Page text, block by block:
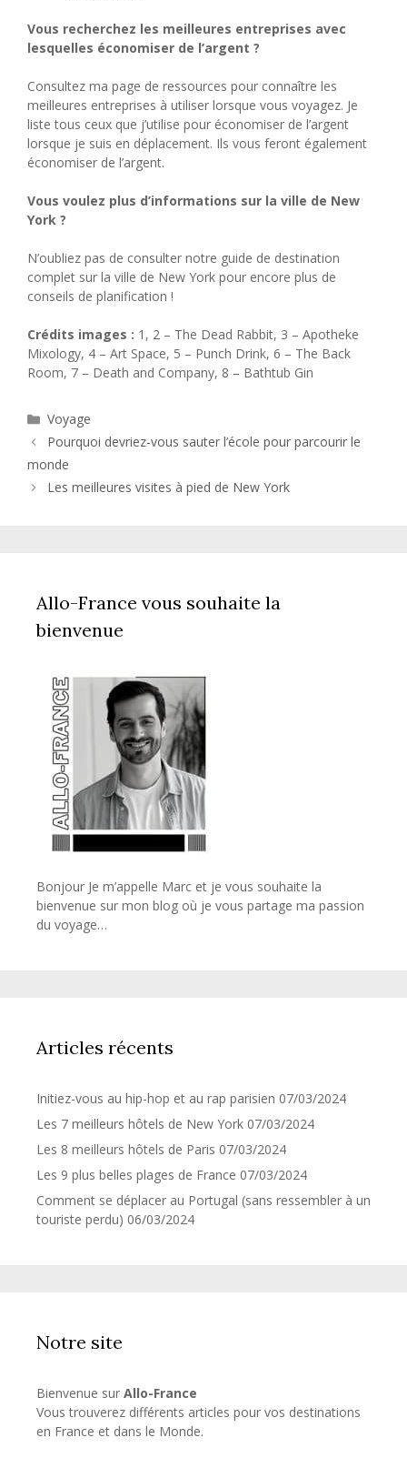
Vous recherchez les meilleures entreprises avec
lesquelles économiser de l’argent ?
Consultez ma page de ressources pour connaître les
meilleures entreprises à utiliser lorsque vous voyagez. Je
liste tous ceux que j’utilise pour économiser de l’argent
lorsque je suis en déplacement. Ils vous feront également
économiser de l’argent.
Vous voulez plus d’informations sur la ville de New
York ?
N’oubliez pas de consulter notre guide de destination
complet sur la ville de New York pour encore plus de
conseils de planification !
Crédits images : 1, 2 – The Dead Rabbit, 3 – Apotheke
Mixology, 4 – Art Space, 5 – Punch Drink, 6 – The Back
Room, 7 – Death and Company, 8 – Bathtub Gin
Catégories
Voyage
Pourquoi devriez-vous sauter l’école pour parcourir le
monde
Les meilleures visites à pied de New York
Allo-France vous souhaite la
bienvenue
Bonjour Je m’appelle Marc et je vous souhaite la
bienvenue sur mon blog où je vous partage ma passion
du voyage…
Articles récents
Initiez-vous au hip-hop et au rap parisien 07/03/2024
Les 7 meilleurs hôtels de New York 07/03/2024
Les 8 meilleurs hôtels de Paris 07/03/2024
Les 9 plus belles plages de France 07/03/2024
Comment se déplacer au Portugal (sans ressembler à un
touriste perdu) 06/03/2024
Notre site
Bienvenue sur Allo-France
Vous trouverez différents articles pour vos destinations
en France et dans le Monde.